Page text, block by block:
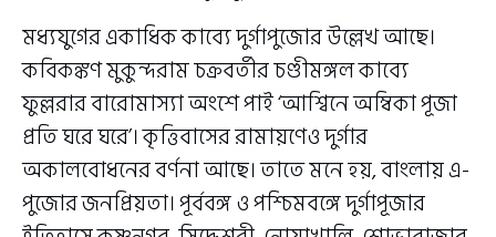
মধ্যযুগের একাধিক কাব্যে দুর্গাপুজোর উল্লেখ আছে।
কবিকঙ্কণ মুকুন্দরাম চক্রবর্তীর চণ্ডীমঙ্গল কাব্যে
ফুল্লরার বারোমাস্যা অংশে পাই ‘আশ্বিনে অম্বিকা পূজা
প্রতি ঘরে ঘরে’। কৃত্তিবাসের রামায়ণেও দুর্গার
অকালবোধনের বর্ণনা আছে। তাতে মনে হয়, বাংলায় এ-
পুজোর জনপ্রিয়তা। পূর্ববঙ্গ ও পশ্চিমবঙ্গে দুর্গাপূজার